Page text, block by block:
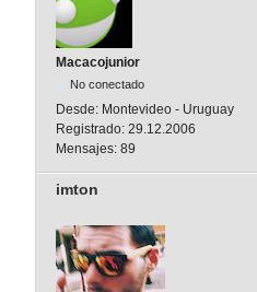
Macacojunior
No conectado
Desde: Montevideo - Uruguay
Registrado: 29.12.2006
Mensajes: 89
imton